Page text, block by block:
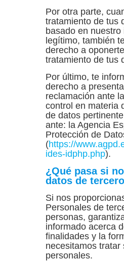
Por otra parte,
tratamiento de tus
basado en nuestro
legítimo, también
derecho a
tratamiento de tus
Por último, te
derecho a
reclamación ante
control en materia
de datos
ante: la Agencia
Protección de
(https://
ides-idphp.php).
¿Qué pasa si
datos de
Si nos
Personales de
personas,
informado acerca
finalidades y la
necesitamos tratar
personales.